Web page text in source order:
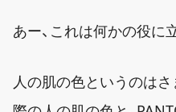
あー、これは何かの役に
人の肌の色というのは